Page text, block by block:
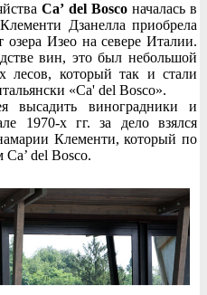
Ca’ del Boscoначалась в
Дзанелла приобрела
Изео на севере Италии.
вин, это был небольшой
лесов, который так и стали
«Ca' del Bosco».
высадить виноградники и
1970-х гг. за дело взялся
Клементи, который по
Ca’ del Bosco.